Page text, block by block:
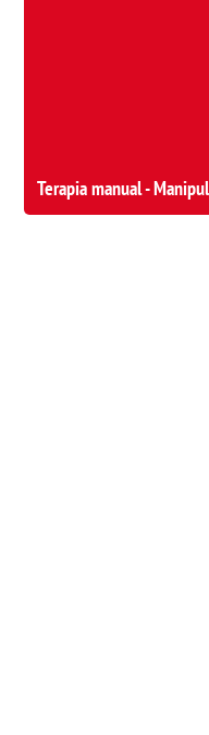
Terapia manual -